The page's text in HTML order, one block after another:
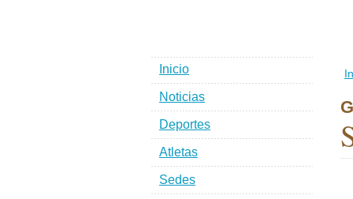
Inicio
Noticias
Deportes
Atletas
Sedes